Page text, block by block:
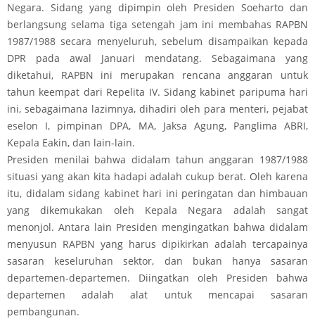
Negara. Sidang yang dipimpin oleh Presiden Soeharto dan
berlangsung selama tiga setengah jam ini membahas RAPBN
1987/1988 secara menyeluruh, sebelum disampaikan kepada
DPR pada awal Januari mendatang. Sebagaimana yang
diketahui, RAPBN ini merupakan rencana anggaran untuk
tahun keempat dari Repelita IV. Sidang kabinet paripuma hari
ini, sebagaimana lazimnya, dihadiri oleh para menteri, pejabat
eselon I, pimpinan DPA, MA, Jaksa Agung, Panglima ABRI,
Kepala Eakin, dan lain-lain.
Presiden menilai bahwa didalam tahun anggaran 1987/1988
situasi yang akan kita hadapi adalah cukup berat. Oleh karena
itu, didalam sidang kabinet hari ini peringatan dan himbauan
yang dikemukakan oleh Kepala Negara adalah sangat
menonjol. Antara lain Presiden mengingatkan bahwa didalam
menyusun RAPBN yang harus dipikirkan adalah tercapainya
sasaran keseluruhan sektor, dan bukan hanya sasaran
departemen-departemen. Diingatkan oleh Presiden bahwa
departemen adalah alat untuk mencapai sasaran
pembangunan.